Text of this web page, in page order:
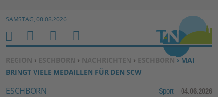
Zum Inhalt springen ↓
SAMSTAG, 08.08.2026
SIE BEFINDEN SICH HIER:
REGION › ESCHBORN › NACHRICHTEN › ESCHBORN› MAI
BRINGT VIELE MEDAILLEN FÜR DEN SCW
ESCHBORN Sport 04.06.2026
H
O
M
E
M
E
N
U
S
U
C
B
E
N